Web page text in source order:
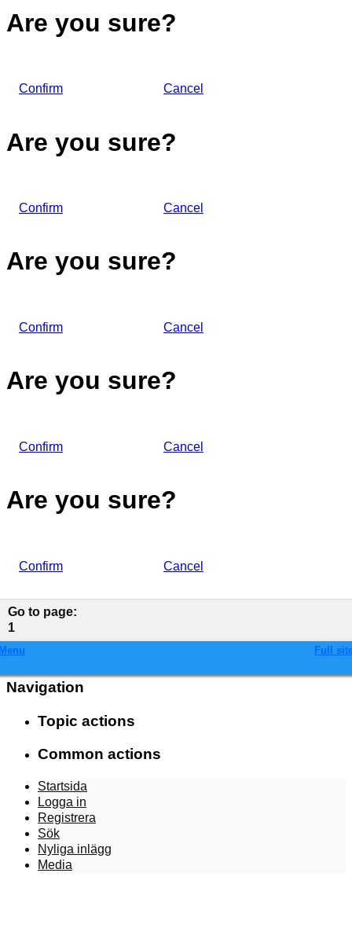
Are you sure?
Confirm Cancel
Are you sure?
Confirm Cancel
Are you sure?
Confirm Cancel
Are you sure?
Confirm Cancel
Are you sure?
Confirm Cancel
Go to page:
1
Full
Navigation
Topic actions
Common actions
Startsida
Logga in
Registrera
Sök
Nyliga inlägg
Media